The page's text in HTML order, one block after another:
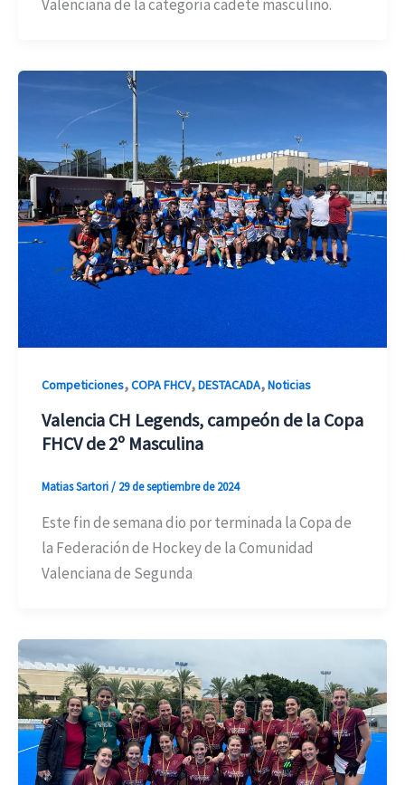
Valenciana de la categoría cadete masculino.
Competiciones,COPA FHCV,DESTACADA,Noticias
Valencia CH Legends, campeón de la Copa
FHCV de 2º Masculina
Matias Sartori/ 29 de septiembre de 2024
Este fin de semana dio por terminada la Copa de
la Federación de Hockey de la Comunidad
Valenciana de Segunda